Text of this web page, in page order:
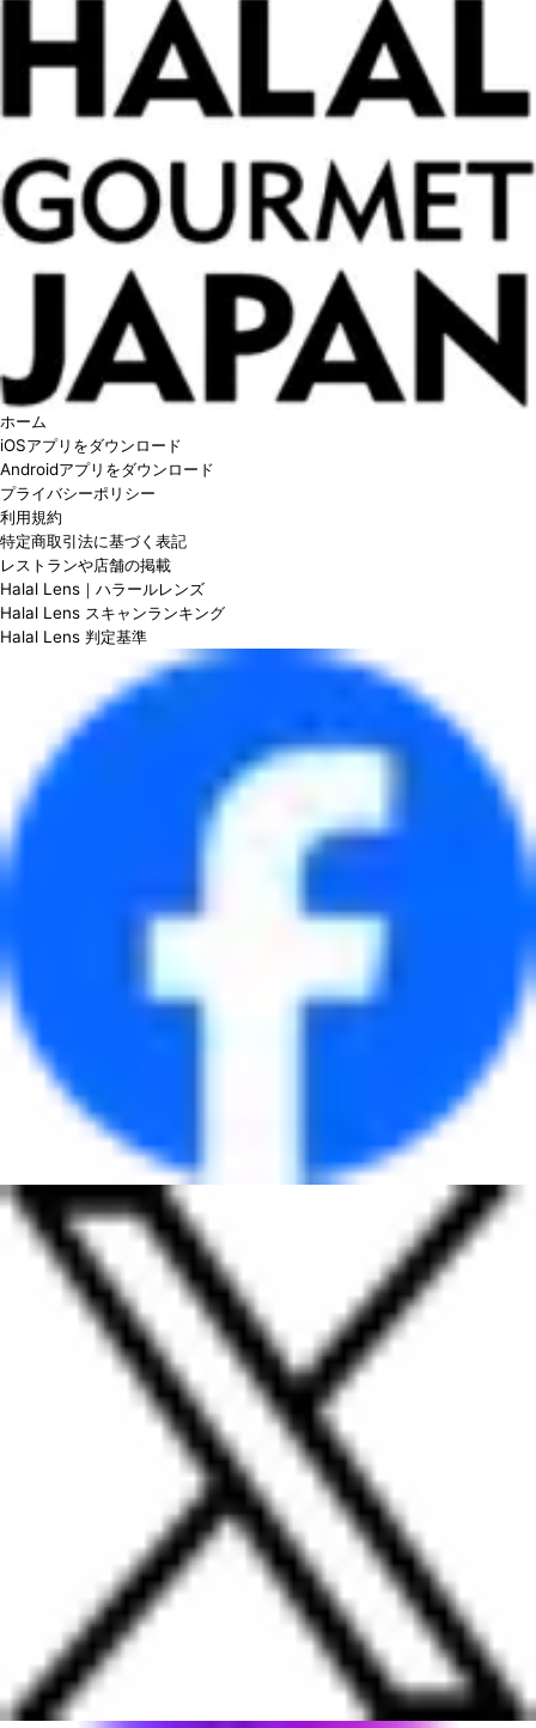
ホーム
iOSアプリをダウンロード
Androidアプリをダウンロード
プライバシーポリシー
利用規約
特定商取引法に基づく表記
レストランや店舗の掲載
Halal Lens｜ハラールレンズ
Halal Lens スキャンランキング
Halal Lens 判定基準